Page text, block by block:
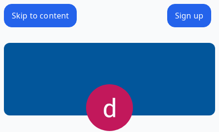
Skip to content Sign up